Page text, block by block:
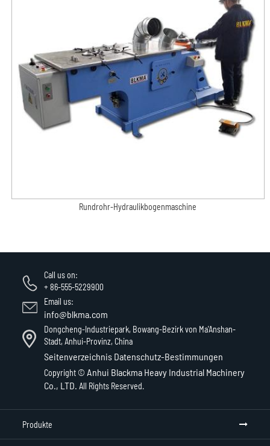
Rundrohr-Hydraulikbogenmaschine
Call us on:
+ 86-555-5229900
Email us:
info@blkma.com
Dongcheng-Industriepark, Bowang-Bezirk von Ma'Anshan-
Stadt, Anhui-Provinz, China
Seitenverzeichnis Datenschutz-Bestimmungen
Copyright © Anhui Blackma Heavy Industrial Machinery
Co., LTD. All Rights Reserved.
Produkte